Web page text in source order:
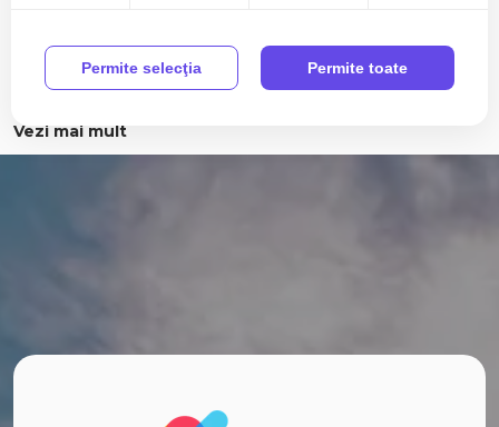
Apartamente de vanzare in Cluj-Napoca Manastur
Apartamente de vanzare in Cluj-Napoca Marasti
Case de vanzare in Cluj-Napoca Iris
Case de vanzare in Apahida
Vezi mai mult
Permite selecţia Permite toate